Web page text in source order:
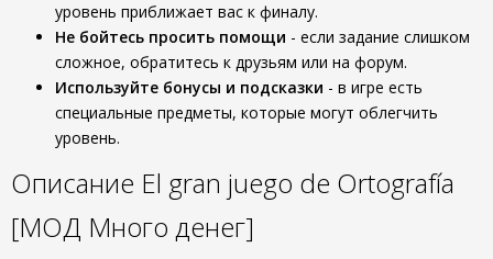
уровень приближает вас к финалу.
Не бойтесь просить помощи - если задание слишком
сложное, обратитесь к друзьям или на форум.
Используйте бонусы и подсказки - в игре есть
специальные предметы, которые могут облегчить
уровень.
Описание El gran juego de Ortografía
[МОД Много денег]